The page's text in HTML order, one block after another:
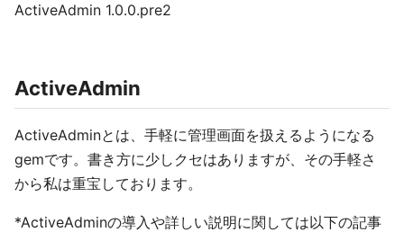
ActiveAdmin 1.0.0.pre2
ActiveAdmin
ActiveAdminとは、手軽に管理画面を扱えるようになる
gemです。書き方に少しクセはありますが、その手軽さ
から私は重宝しております。
*ActiveAdminの導入や詳しい説明に関しては以下の記事